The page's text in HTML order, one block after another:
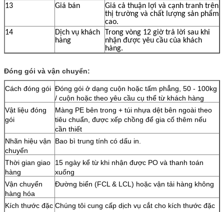
13
Giá bán
Giá cả thuận lợi và cạnh tranh trên
thị trường và chất lượng sản phẩm
cao.
14
Dịch vụ khách
hàng
Trong vòng 12 giờ trả lời sau khi
nhận được yêu cầu của khách
hàng.
Đóng gói và vận chuyển:
Cách đóng gói Đóng gói ở dạng cuộn hoặc tấm phẳng, 50 - 100kg
/ cuộn hoặc theo yêu cầu cụ thể từ khách hàng
Vật liệu đóng
gói
Màng PE bên trong + túi nhựa dệt bên ngoài theo
tiêu chuẩn, được xếp chồng để gia cố thêm nếu
cần thiết
Nhãn hiệu vận
chuyển
Bao bì trung tính có dấu in.
Thời gian giao
hàng
15 ngày kể từ khi nhận được PO và thanh toán
xuống
Vận chuyển
hàng hóa
Đường biển (FCL & LCL) hoặc vận tải hàng không
Kích thước đặc Chúng tôi cung cấp dịch vụ cắt cho kích thước đặc